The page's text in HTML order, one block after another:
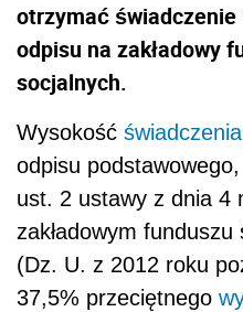
otrzymać
odpisu na zakładowy
socjalnych.
Wysokość świadczenia
odpisu
ust. 2 ustawy z dnia 4
zakładowym
(Dz. U. z 2012 roku
37,5% przeciętnego